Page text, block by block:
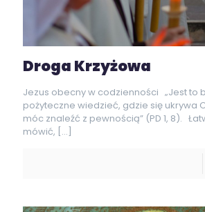
Droga Krzyżowa
Jezus obecny w codzienności „Jest to
pożyteczne wiedzieć, gdzie się ukrywa
móc znaleźć z pewnością” (PD 1, 8).
mówić, […]